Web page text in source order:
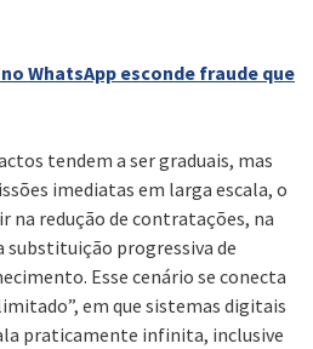
WhatsApp esconde fraude que
tendem a ser graduais, mas
imediatas em larga escala, o
redução de contratações, na
substituição progressiva de
Esse cenário se conecta
em que sistemas digitais
praticamente infinita, inclusive